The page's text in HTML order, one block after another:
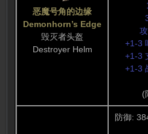
恶魔号角的边缘
Demonhorn’s Edge
毁灭者头盔
Destroyer Helm
+1-3
+1-3
+1-3
(
防御: